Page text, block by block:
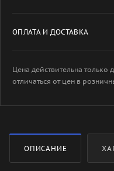
ОПЛАТА И ДОСТАВКА
Цена действительна только
отличаться от цен в
ОПИСАНИЕ